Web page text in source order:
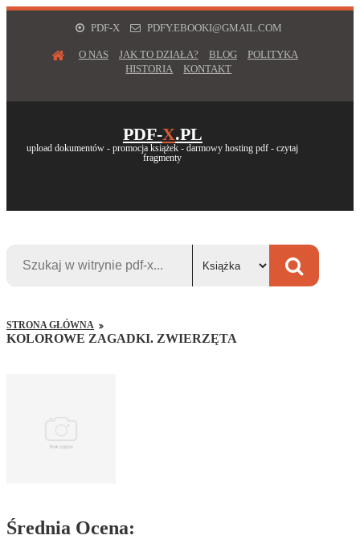
PDF-X PDFY.EBOOKI@GMAIL.COM
O NAS JAK TO DZIAŁA? BLOG
POLITYKA
HISTORIA
KONTAKT
PDF-X.PL
upload dokumentów - promocja książek - darmowy hosting pdf - czytaj
fragmenty
STRONA GŁÓWNA
KOLOROWE ZAGADKI. ZWIERZĘTA
Średnia Ocena: